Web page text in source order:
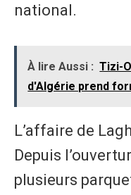
national.
À lire Aussi : Tizi-
d'Algérie prend
L’affaire de
Depuis
plusieurs